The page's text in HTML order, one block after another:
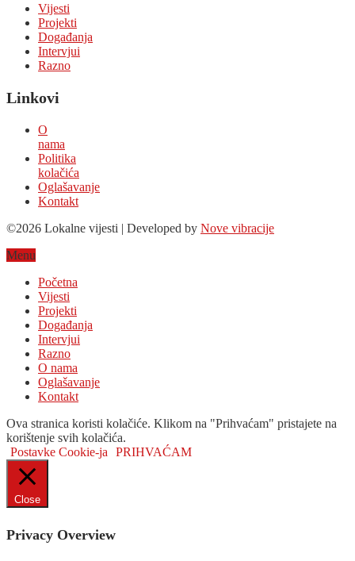
Vijesti
Projekti
Događanja
Intervjui
Razno
Linkovi
O
nama
Politika
kolačića
Oglašavanje
Kontakt
©2026 Lokalne vijesti | Developed by Nove vibracije
Menu
Početna
Vijesti
Projekti
Događanja
Intervjui
Razno
O nama
Oglašavanje
Kontakt
Ova stranica koristi kolačiće. Klikom na "Prihvaćam" pristajete na
korištenje svih kolačića.
Postavke Cookie-ja
PRIHVAĆAM
Close
Privacy Overview